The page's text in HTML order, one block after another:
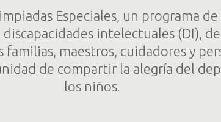
Especiales, un programa
intelectuales (DI),
familias, maestros, cuidadores y
de compartir la alegría del
los niños.